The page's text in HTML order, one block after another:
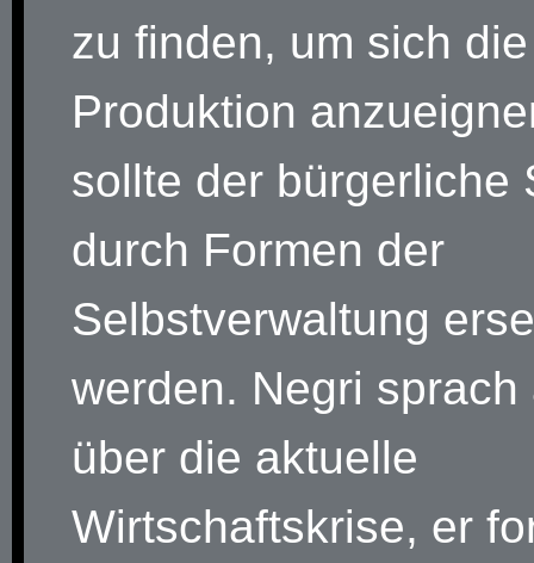
zu finden, um sich die
Produktion
sollte der bürgerliche
durch Formen der
Selbstverwaltung
werden. Negri sprach
über die aktuelle
Wirtschaftskrise, er